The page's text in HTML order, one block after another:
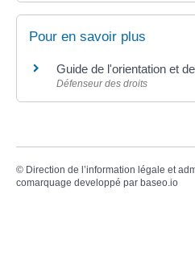
Pour en savoir plus
Guide de l'orientation et
Défenseur des droits
© Direction de l’information légale et
comarquage developpé par baseo.io